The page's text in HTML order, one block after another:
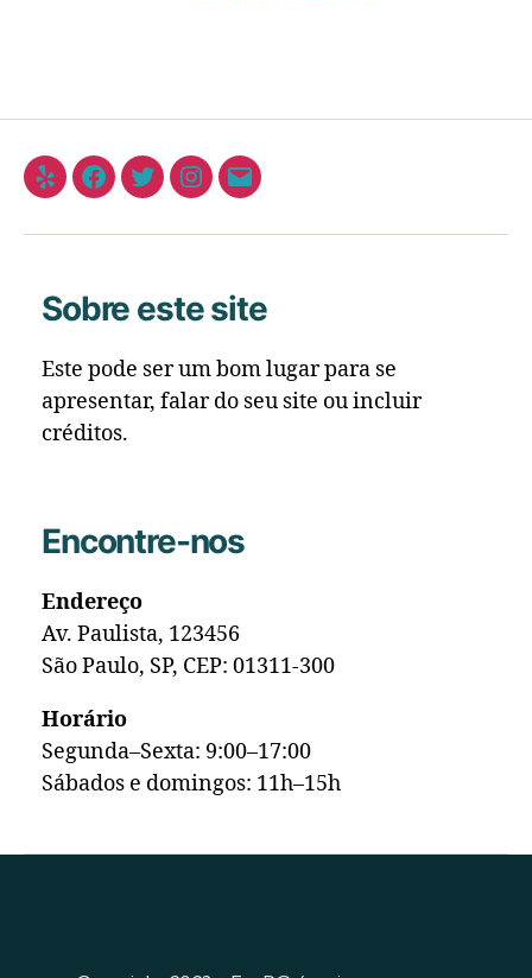
Sobre este site
Este pode ser um bom lugar para se
apresentar, falar do seu site ou incluir
créditos.
Encontre-nos
Endereço
Av. Paulista, 123456
São Paulo, SP, CEP: 01311-300
Horário
Segunda–Sexta: 9:00–17:00
Sábados e domingos: 11h–15h